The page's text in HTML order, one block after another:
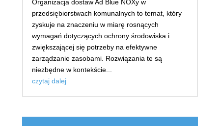
Organizacja dostaw Ad Blue NOXy w
przedsiębiorstwach komunalnych to temat, który
zyskuje na znaczeniu w miarę rosnących
wymagań dotyczących ochrony środowiska i
zwiększającej się potrzeby na efektywne
zarządzanie zasobami. Rozwiązania te są
niezbędne w kontekście...
czytaj dalej